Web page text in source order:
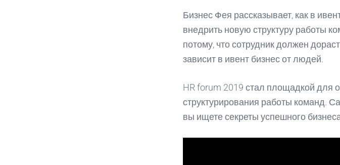
Бизнес Фея рассказывает, как в
внедрить новую структуру работы
потому, что сотрудник должен
зависит в ивент бизнес от людей.
HR forum 2019 стал площадкой для
структурирования работы команд.
вы ищете секреты успешного